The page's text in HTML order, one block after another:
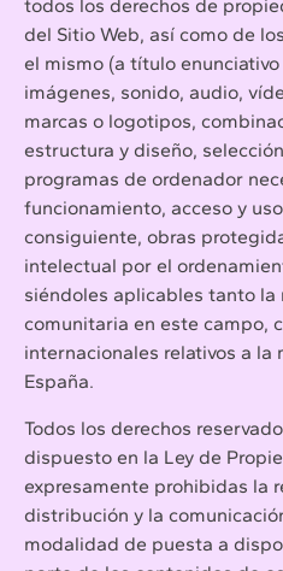
todos los derechos de
del Sitio Web, así como de
el mismo (a título enunciativo
imágenes, sonido, audio,
marcas o logotipos,
estructura y diseño,
programas de ordenador
funcionamiento, acceso y
consiguiente, obras
intelectual por el
siéndoles aplicables tanto la
comunitaria en este campo,
internacionales relativos a la
España.
Todos los derechos
dispuesto en la Ley de
expresamente prohibidas la
distribución y la
modalidad de puesta a